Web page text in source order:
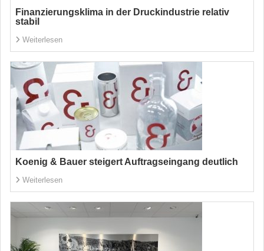
Finanzierungsklima in der Druckindustrie relativ
stabil
Weiterlesen
Koenig & Bauer steigert Auftragseingang deutlich
Weiterlesen